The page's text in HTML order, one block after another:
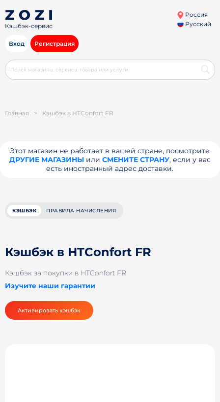
Кэшбэк-сервис
Россия
Русский
Вход Регистрация
Главная > Кэшбэк в HTConfort FR
Этот магазин не работает в вашей стране, посмотрите
ДРУГИЕ МАГАЗИНЫили СМЕНИТЕ СТРАНУ, если у вас
есть иностранный адрес доставки.
КЭШБЭК ПРАВИЛА НАЧИСЛЕНИЯ
Кэшбэк в HTConfort FR
Кэшбэк за покупки в HTConfort FR
Изучите наши гарантии
Активировать кэшбэк